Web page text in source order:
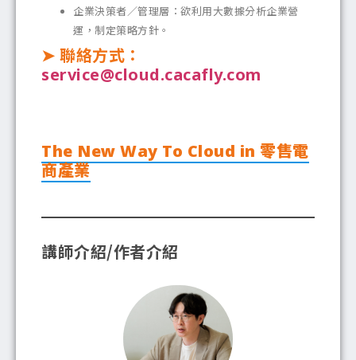
企業決策者／管理層：欲利用大數據分析企業營
運，制定策略方針。
➤ 聯絡方式：
service@cloud.cacafly.com
The New Way To Cloud in 零售電
商產業
講師介紹/作者介紹